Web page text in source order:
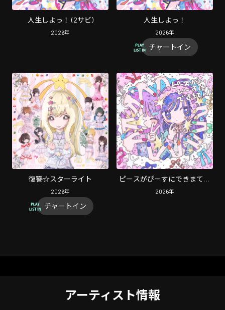
人生しよっ！ (2サビ)
2026年
人生しよっ！
2026年
チャートイン
復讐☆スターライト
2026年
チャートイン
ピースがぴーすにできまてん
(スマホスタンド ライトつけ
2026年
アーティスト情報